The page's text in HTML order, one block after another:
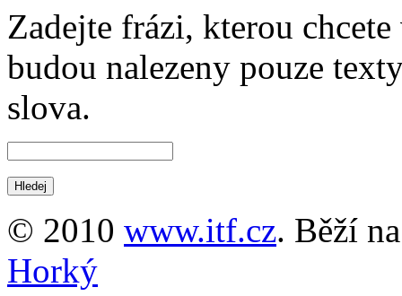
Zadejte frázi, kterou
budou nalezeny pouze
slova.
© 2010 www.itf.cz. Běží
Horký